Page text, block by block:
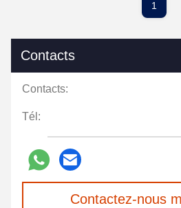
1
Contacts
Contacts:
Tél:
Contactez-nous